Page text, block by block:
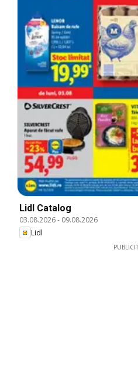
Lidl Catalog
03.08.2026- 09.08.2026
Lidl